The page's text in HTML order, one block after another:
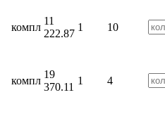
компл
11
222.87
1 10
компл
19
370.11
1 4